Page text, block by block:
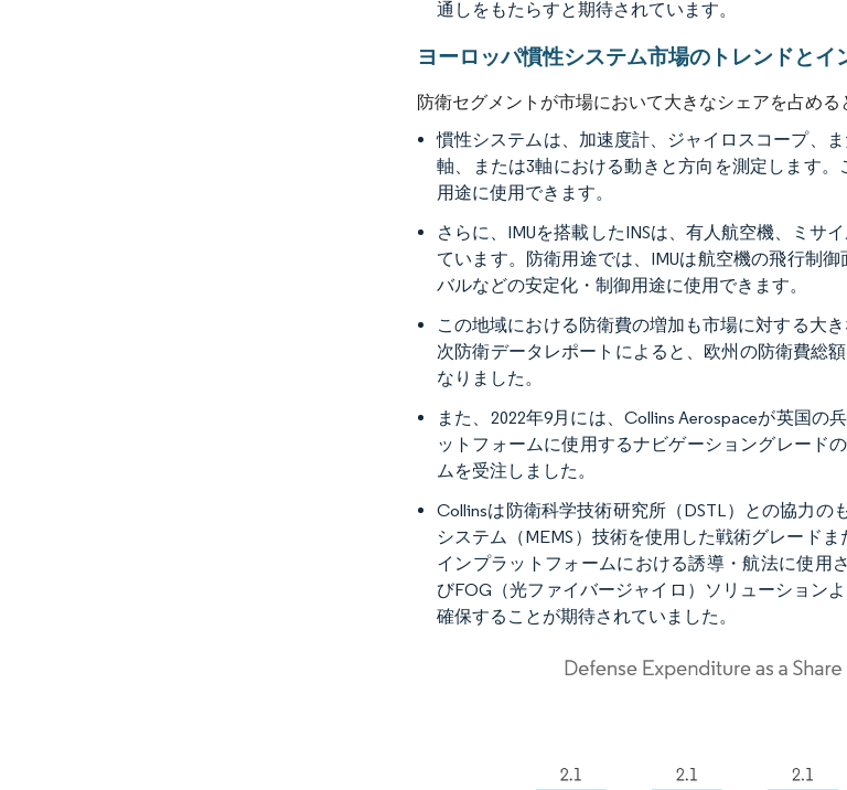
通しをもたらすと期待されています。
ヨーロッパ慣性システム市場のトレンドとイ
防衛セグメントが市場において大きなシェアを占める
慣性システムは、加速度計、ジャイロスコープ、
軸、または3軸における動きと方向を測定します
用途に使用できます。
さらに、IMUを搭載したINSは、有人航空機、ミサ
ています。防衛用途では、IMUは航空機の飛行制
バルなどの安定化・制御用途に使用できます。
この地域における防衛費の増加も市場に対する大
次防衛データレポートによると、欧州の防衛費総
なりました。
また、2022年9月には、Collins Aerospaceが英国
ットフォームに使用するナビゲーショングレード
ムを受注しました。
Collinsは防衛科学技術研究所（DSTL）との協力
システム（MEMS）技術を使用した戦術グレード
インプラットフォームにおける誘導・航法に使用
びFOG（光ファイバージャイロ）ソリューション
確保することが期待されていました。